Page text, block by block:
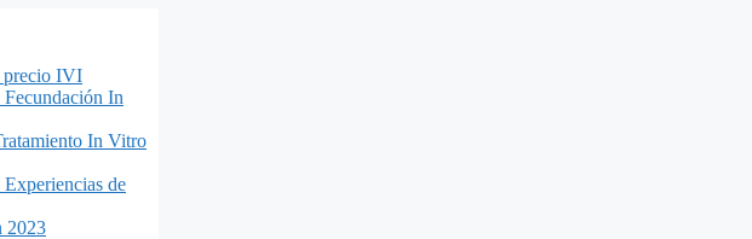
precio IVI
In
In Vitro
de
2023